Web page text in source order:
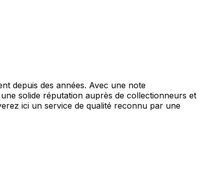
depuis des années. Avec une note
solide réputation auprès de collectionneurs et
ici un service de qualité reconnu par une